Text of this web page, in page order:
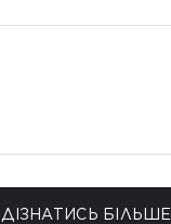
ДІЗНАТИСЬ БІЛЬШЕ